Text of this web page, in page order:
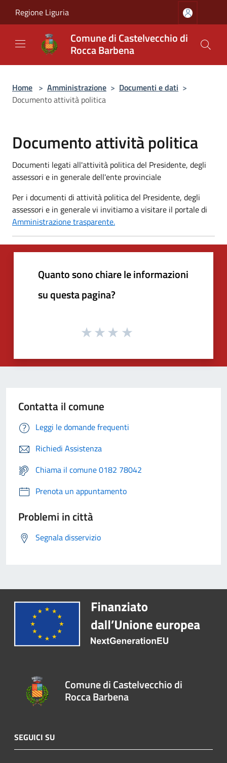
Regione Liguria
Comune di Castelvecchio di
Rocca Barbena
Home > Amministrazione > Documenti e dati >
Documento attività politica
Documento attività politica
Documenti legati all'attività politica del Presidente, degli
assessori e in generale dell'ente provinciale
Per i documenti di attività politica del Presidente, degli
assessori e in generale vi invitiamo a visitare il portale di
Amministrazione trasparente.
Quanto sono chiare le informazioni
su questa pagina?
Contatta il comune
Leggi le domande frequenti
Richiedi Assistenza
Chiama il comune 0182 78042
Prenota un appuntamento
Problemi in città
Segnala disservizio
Comune di Castelvecchio di
Rocca Barbena
SEGUICI SU